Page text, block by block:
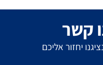
קשר
יחזור אליכם